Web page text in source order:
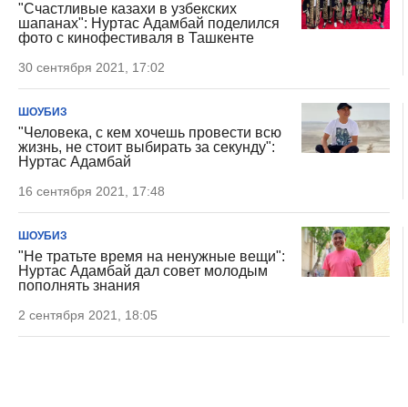
"Счастливые казахи в узбекских
шапанах": Нуртас Адамбай поделился
фото с кинофестиваля в Ташкенте
30 сентября 2021, 17:02
ШОУБИЗ
"Человека, с кем хочешь провести всю
жизнь, не стоит выбирать за секунду":
Нуртас Адамбай
16 сентября 2021, 17:48
ШОУБИЗ
"Не тратьте время на ненужные вещи":
Нуртас Адамбай дал совет молодым
пополнять знания
2 сентября 2021, 18:05